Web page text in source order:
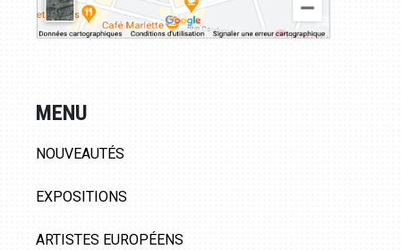
MENU
NOUVEAUTÉS
EXPOSITIONS
ARTISTES EUROPÉENS